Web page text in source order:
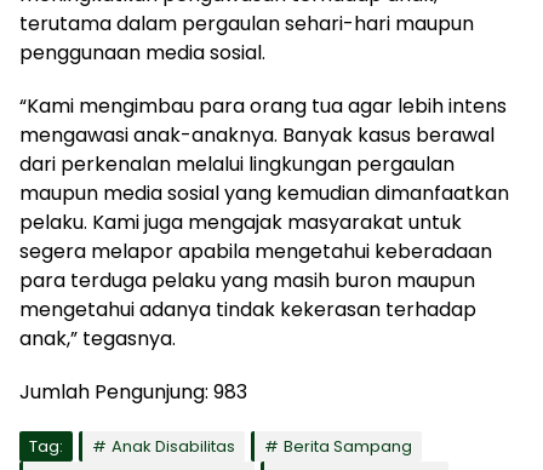
terutama dalam pergaulan sehari-hari maupun
penggunaan media sosial.
“Kami mengimbau para orang tua agar lebih intens
mengawasi anak-anaknya. Banyak kasus berawal
dari perkenalan melalui lingkungan pergaulan
maupun media sosial yang kemudian dimanfaatkan
pelaku. Kami juga mengajak masyarakat untuk
segera melapor apabila mengetahui keberadaan
para terduga pelaku yang masih buron maupun
mengetahui adanya tindak kekerasan terhadap
anak,” tegasnya.
Jumlah Pengunjung: 983
Tag: Anak Disabilitas
Berita Sampang